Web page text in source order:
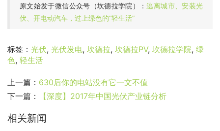
原文始发于微信公众号（坎德拉学院）：逃离城市、安装光
伏、开电动汽车，过上绿色的“轻生活”
标签： 光伏, 光伏发电, 坎德拉, 坎德拉PV, 坎德拉学院, 绿
色, 轻生活
上一篇： 630后你的电站没有它一文不值
下一篇：
【深度】2017年中国光伏产业链分析
相关新闻